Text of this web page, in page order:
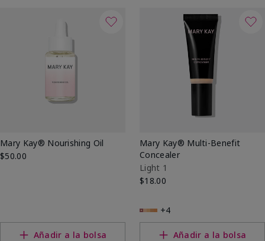
Mary Kay® Nourishing Oil
$50.00
Añadir a la bolsa
Mary Kay® Multi-Benefit
Concealer
Light 1
$18.00
+4
Añadir a la bolsa